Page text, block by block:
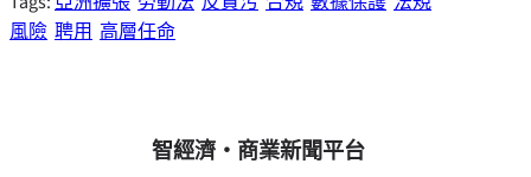
風險 聘用 高層任命
智經濟・商業新聞平台